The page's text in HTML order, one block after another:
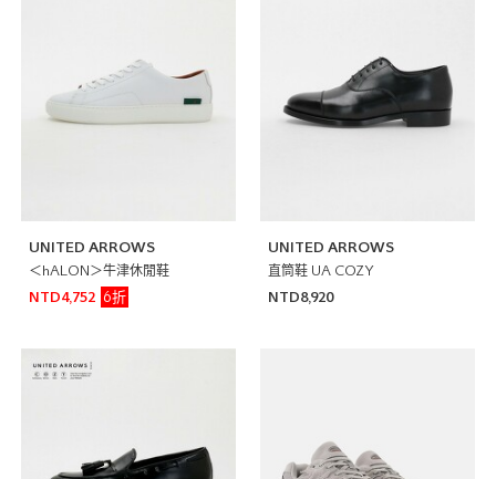
UNITED ARROWS
＜hALON＞牛津休閒鞋
NTD4,752
6折
UNITED ARROWS
直筒鞋 UA COZY
NTD8,920